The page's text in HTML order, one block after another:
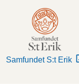
Samfundet S:t Erik